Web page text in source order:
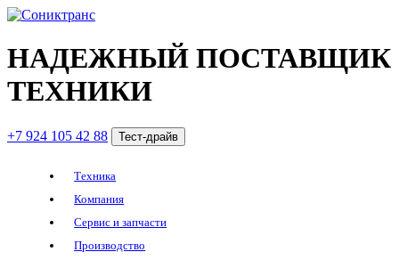
НАДЕЖНЫЙ ПОСТАВЩИК
ТЕХНИКИ
+7 924 105 42 88 Тест-драйв
Техника
Компания
Сервис и запчасти
Производство